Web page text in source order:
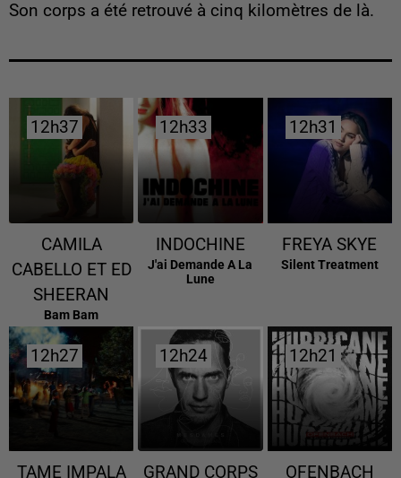
Son corps a été retrouvé à cinq kilomètres de là.
12h37
12h37
CAMILA
CABELLO ET ED
SHEERAN
Bam Bam
12h33
12h33
INDOCHINE
J'ai Demande A La
Lune
12h31
12h31
FREYA SKYE
Silent Treatment
12h27
12h27
TAME IMPALA
12h24
12h24
GRAND CORPS
12h21
12h21
OFENBACH